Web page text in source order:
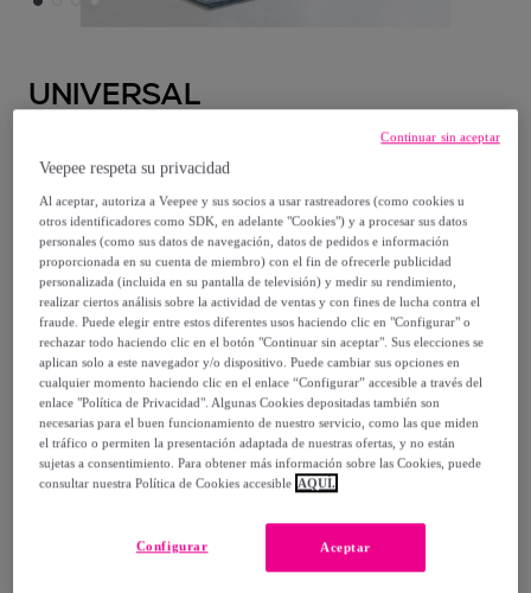
UNIVERSAL
LOFT Alfombra lavable en color azul,
varias medidas disponibles
Desde
31,95 €
63,90 €
-50%
Vendido porUNIVERSAL XXI. Especialistas en alfombras
desde 1983
Entrega
Veepee respeta su privacidad
Al aceptar, autoriza a Veepee y sus socios a usar rastreadores (como cookies u
otros identificadores como SDK, en adelante "Cookies") y a procesar sus datos
personales (como sus datos de navegación, datos de pedidos e información
proporcionada en su cuenta de miembro) con el fin de ofrecerle publicidad
personalizada (incluida en su pantalla de televisión) y medir su rendimiento,
realizar ciertos análisis sobre la actividad de ventas y con fines de lucha contra el
fraude. Puede elegir entre estos diferentes usos haciendo clic en "Configurar" o
rechazar todo haciendo clic en el botón "Continuar sin aceptar". Sus elecciones se
aplican solo a este navegador y/o dispositivo. Puede cambiar sus opciones en
cualquier momento haciendo clic en el enlace “Configurar” accesible a través del
enlace "Política de Privacidad". Algunas Cookies depositadas también son
necesarias para el buen funcionamiento de nuestro servicio, como las que miden
el tráfico o permiten la presentación adaptada de nuestras ofertas, y no están
sujetas a consentimiento. Para obtener más información sobre las Cookies, puede
consultar nuestra Política de Cookies accesible AQUÍ.
Aceptar
Configurar
Continuar sin aceptar